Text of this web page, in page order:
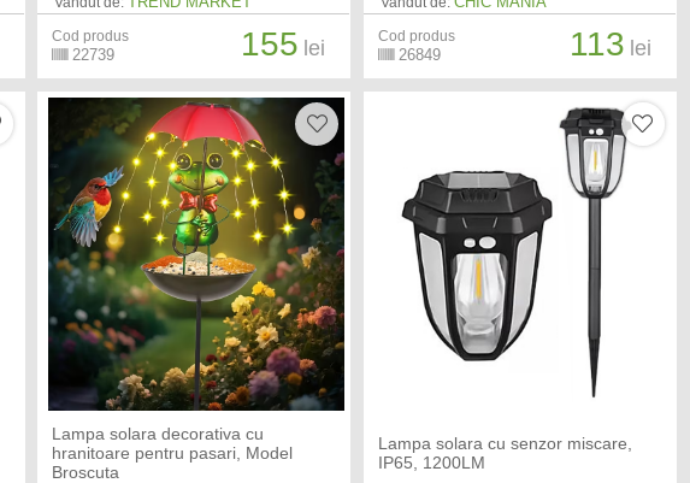
Cod produs
22739 155 lei Cod produs
26849 113 lei
Lampa solara decorativa cu
hranitoare pentru pasari, Model
Broscuta
Lampa solara cu senzor miscare,
IP65, 1200LM